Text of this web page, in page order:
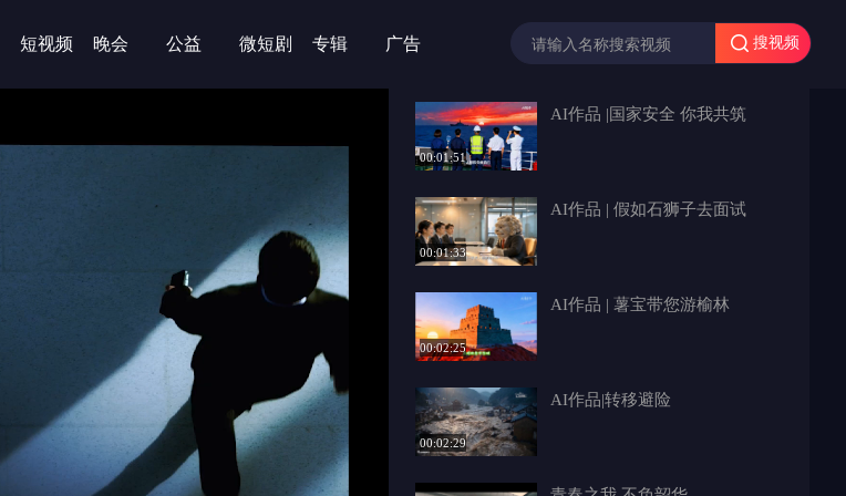
短视频 晚会 公益 微短剧 专辑 广告 搜视频
00:01:51
AI作品 |国家安全 你我共筑
00:01:33
AI作品 | 假如石狮子去面试
00:02:25
AI作品 | 薯宝带您游榆林
00:02:29
AI作品|转移避险